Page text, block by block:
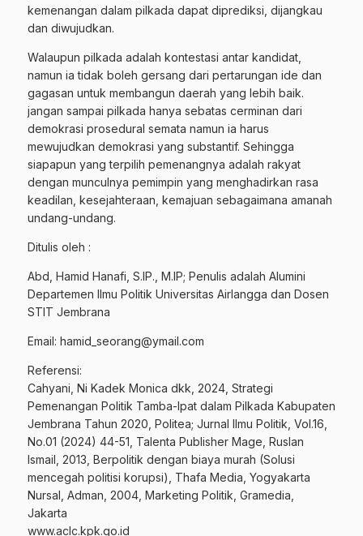
kemenangan dalam pilkada dapat diprediksi, dijangkau
dan diwujudkan.
Walaupun pilkada adalah kontestasi antar kandidat,
namun ia tidak boleh gersang dari pertarungan ide dan
gagasan untuk membangun daerah yang lebih baik.
jangan sampai pilkada hanya sebatas cerminan dari
demokrasi prosedural semata namun ia harus
mewujudkan demokrasi yang substantif. Sehingga
siapapun yang terpilih pemenangnya adalah rakyat
dengan munculnya pemimpin yang menghadirkan rasa
keadilan, kesejahteraan, kemajuan sebagaimana amanah
undang-undang.
Ditulis oleh :
Abd, Hamid Hanafi, S.IP., M.IP; Penulis adalah Alumini
Departemen Ilmu Politik Universitas Airlangga dan Dosen
STIT Jembrana
Email: hamid_seorang@ymail.com
Referensi:
Cahyani, Ni Kadek Monica dkk, 2024, Strategi
Pemenangan Politik Tamba-Ipat dalam Pilkada Kabupaten
Jembrana Tahun 2020, Politea; Jurnal Ilmu Politik, Vol.16,
No.01 (2024) 44-51, Talenta Publisher Mage, Ruslan
Ismail, 2013, Berpolitik dengan biaya murah (Solusi
mencegah politisi korupsi), Thafa Media, Yogyakarta
Nursal, Adman, 2004, Marketing Politik, Gramedia,
Jakarta
www.aclc.kpk.go.id